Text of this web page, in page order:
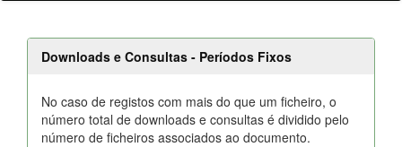
Downloads e Consultas - Períodos Fixos
No caso de registos com mais do que um ficheiro, o
número total de downloads e consultas é dividido pelo
número de ficheiros associados ao documento.